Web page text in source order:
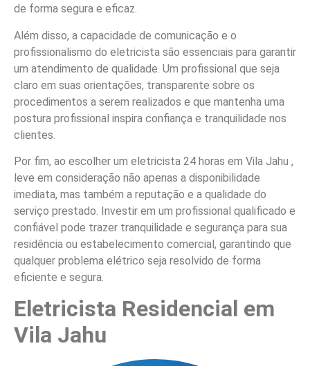
de forma segura e eficaz.
Além disso, a capacidade de comunicação e o
profissionalismo do eletricista são essenciais para garantir
um atendimento de qualidade. Um profissional que seja
claro em suas orientações, transparente sobre os
procedimentos a serem realizados e que mantenha uma
postura profissional inspira confiança e tranquilidade nos
clientes.
Por fim, ao escolher um eletricista 24 horas em Vila Jahu ,
leve em consideração não apenas a disponibilidade
imediata, mas também a reputação e a qualidade do
serviço prestado. Investir em um profissional qualificado e
confiável pode trazer tranquilidade e segurança para sua
residência ou estabelecimento comercial, garantindo que
qualquer problema elétrico seja resolvido de forma
eficiente e segura.
Eletricista Residencial em
Vila Jahu